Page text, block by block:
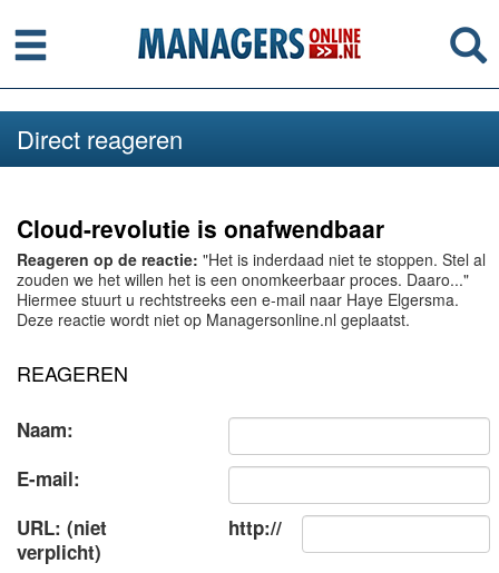
Menu
Direct reageren
Cloud-revolutie is onafwendbaar
Reageren op de reactie: "Het is inderdaad niet te stoppen. Stel al
zouden we het willen het is een onomkeerbaar proces. Daaro..."
Hiermee stuurt u rechtstreeks een e-mail naar Haye Elgersma.
Deze reactie wordt niet op Managersonline.nl geplaatst.
REAGEREN
Naam:
E-mail:
URL: (niet
verplicht)
http://